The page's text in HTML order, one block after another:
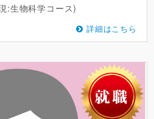
:生物科学コース)
詳細はこちら